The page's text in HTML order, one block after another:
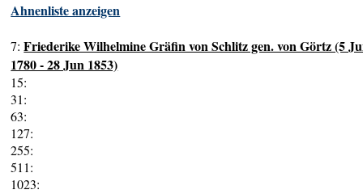
Ahnenliste anzeigen
7:Friederike Wilhelmine Gräfin von Schlitz gen. von Görtz (5
1780 - 28 Jun 1853)
15:
31:
63:
127:
255:
511:
1023: